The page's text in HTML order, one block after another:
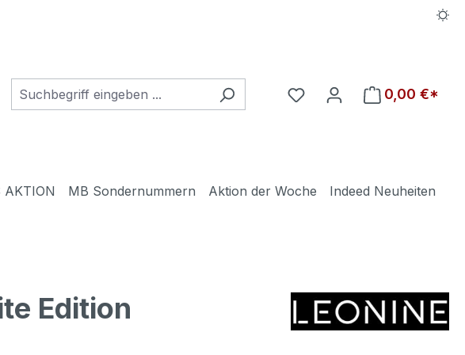
Du hast 0 Produkte auf
0,00 €*
AKTION MB Sondernummern Aktion der Woche
Indeed Neuheiten
Edition